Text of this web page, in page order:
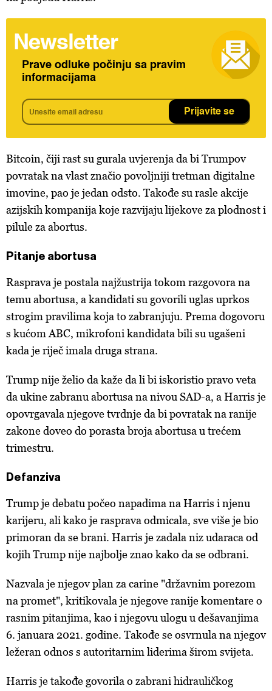
Newsletter
Prave odluke počinju sa pravim
informacijama
Prijavite se
Bitcoin, čiji rast su gurala uvjerenja da bi Trumpov
povratak na vlast značio povoljniji tretman digitalne
imovine, pao je jedan odsto. Takođe su rasle akcije
azijskih kompanija koje razvijaju lijekove za plodnost i
pilule za abortus.
Pitanje abortusa
Rasprava je postala najžustrija tokom razgovora na
temu abortusa, a kandidati su govorili uglas uprkos
strogim pravilima koja to zabranjuju. Prema dogovoru
s kućom ABC, mikrofoni kandidata bili su ugašeni
kada je riječ imala druga strana.
Trump nije želio da kaže da li bi iskoristio pravo veta
da ukine zabranu abortusa na nivou SAD-a, a Harris je
opovrgavala njegove tvrdnje da bi povratak na ranije
zakone doveo do porasta broja abortusa u trećem
trimestru.
Defanziva
Trump je debatu počeo napadima na Harris i njenu
karijeru, ali kako je rasprava odmicala, sve više je bio
primoran da se brani. Harris je zadala niz udaraca od
kojih Trump nije najbolje znao kako da se odbrani.
Nazvala je njegov plan za carine "državnim porezom
na promet", kritikovala je njegove ranije komentare o
rasnim pitanjima, kao i njegovu ulogu u dešavanjima
6. januara 2021. godine. Takođe se osvrnula na njegov
ležeran odnos s autoritarnim liderima širom svijeta.
Harris je takođe govorila o zabrani hidrauličkog